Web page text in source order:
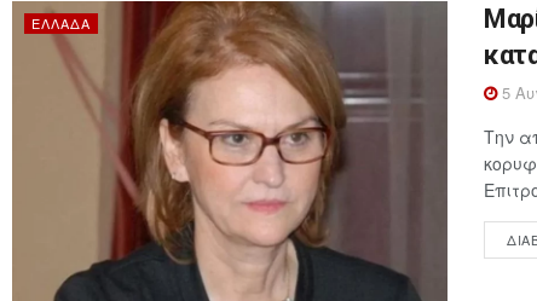
ΕΛΛΆΔΑ
5
Την